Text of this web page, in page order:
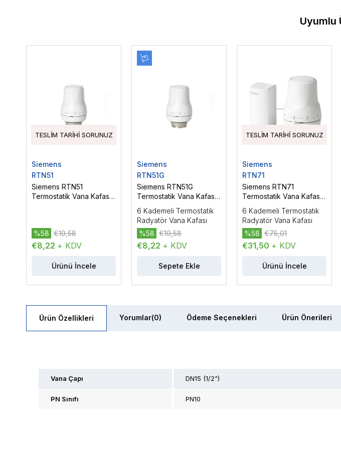
Uyumlu
TESLIM TARIHI SORUNUZ
Siemens
RTN51
Siemens RTN51
Termostatik Vana Kafası,
€8,22 + KDV
%58 €19,58
Ürünü İncele
Siemens
RTN51G
Siemens RTN51G
Termostatik Vana Kafası,
6 Kademeli Termostatik
Radyatör Vana Kafası
€8,22 + KDV
%58 €19,58
Sepete Ekle
TESLIM TARIHI SORUNUZ
Siemens
RTN71
Siemens RTN71
Termostatik Vana Kafası,
6 Kademeli Termostatik
Radyatör Vana Kafası
€31,50 + KDV
%58 €75,01
Ürünü İncele
Ürün Özellikleri Yorumlar(0) Ödeme Seçenekleri Ürün Önerileri
Vana Çapı DN15 (1/2")
PN Sınıfı PN10